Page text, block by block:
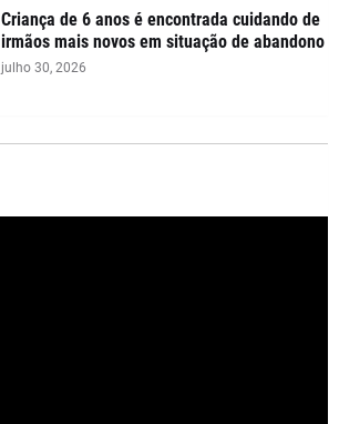
Criança de 6 anos é encontrada cuidando de
irmãos mais novos em situação de abandono
julho 30, 2026